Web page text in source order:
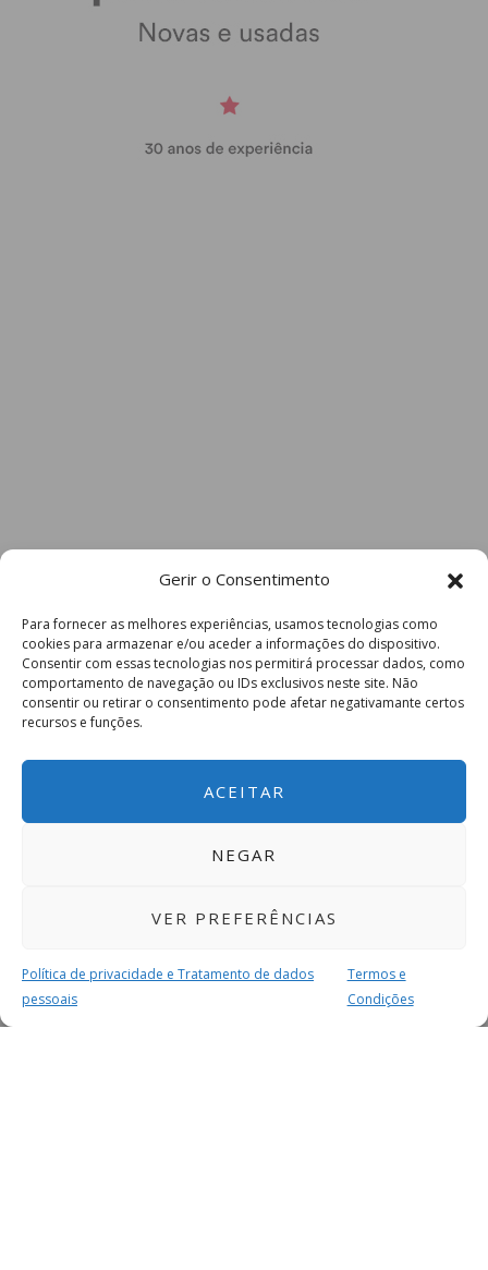
Gerir o Consentimento
Para fornecer as melhores experiências, usamos tecnologias como
cookies para armazenar e/ou aceder a informações do dispositivo.
Consentir com essas tecnologias nos permitirá processar dados, como
comportamento de navegação ou IDs exclusivos neste site. Não
consentir ou retirar o consentimento pode afetar negativamante certos
recursos e funções.
ACEITAR
NEGAR
VER PREFERÊNCIAS
Política de privacidade e Tratamento de dados
pessoais
Termos e
Condições